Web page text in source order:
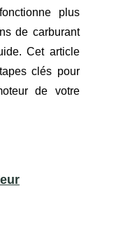
plus
de carburant
Cet article
clés pour
de votre